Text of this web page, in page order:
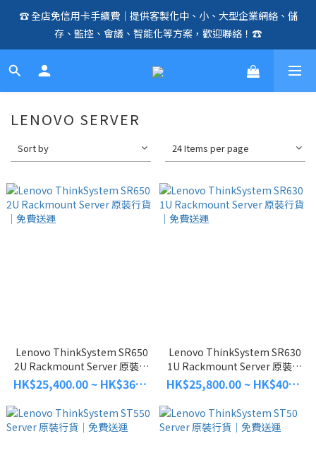
🛍️  全店免信用卡手續費、購物滿 HK$1000，即享免運優惠！
（SSD、HDD、UPS 除外）🛍️
☎️ 全店免信用卡手續費｜提供客製化中、小、大型企業網絡、儲
存、監控、會議、智能化等方案，歡迎聯絡！☎️
🛍️  全店免信用卡手續費、購物滿 HK$1000，即享免運優惠！
LENOVO SERVER
Sort by 24 Items per page
Lenovo ThinkSystem SR650
2U Rackmount Server 原裝行
貨｜免費送運
HK$25,400.00 ~ HK$36,000.00
Lenovo ThinkSystem SR630
1U Rackmount Server 原裝行
貨｜免費送運
HK$25,800.00 ~ HK$40,100.00